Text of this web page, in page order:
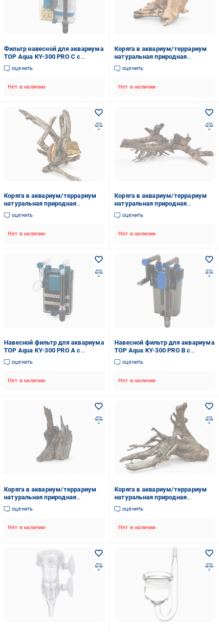
Фильтр навесной для аквариума
TOP Aqua KY-300 PRO C с
фильтровальными
наполнителями до 40 л (KY-
оценить
Нет в наличии
Коряга в аквариум/террариум
натуральная природная
декорация (0368)
оценить
Нет в наличии
Коряга в аквариум/террариум
натуральная природная
декорация (0370)
оценить
Нет в наличии
Коряга в аквариум/террариум
натуральная природная
декорация (0366)
оценить
Нет в наличии
Навесной фильтр для аквариума
TOP Aqua KY-300 PRO A с
фильтровальными материалами
до 40 л (KY-300PA)
оценить
Нет в наличии
Навесной фильтр для аквариума
TOP Aqua KY-300 PRO B с
фильтровальной биогубкой до 40
л (KY-300PB)
оценить
Нет в наличии
Коряга в аквариум/террариум
натуральная природная
декорация (0364)
оценить
Нет в наличии
Коряга в аквариум/террариум
натуральная природная
декорация (0365)
оценить
Нет в наличии